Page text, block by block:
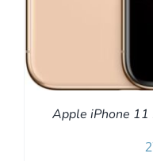
Apple iPhone 11